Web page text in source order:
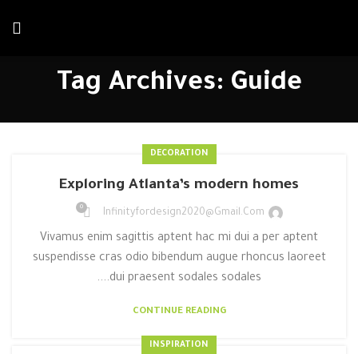
Tag Archives: Guide
DECORATION
Exploring Atlanta’s modern homes
Infinityfordesign2020@gmail.com
0
Vivamus enim sagittis aptent hac mi dui a per aptent
suspendisse cras odio bibendum augue rhoncus laoreet
dui praesent sodales sodales....
CONTINUE READING
INSPIRATION